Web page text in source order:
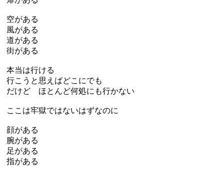
空がある
風がある
道がある
街がある
本当は行ける
行こうと思えばどこにでも
だけど ほとんど何処にも行かない
ここは牢獄ではないはずなのに
顔がある
腕がある
足がある
指がある